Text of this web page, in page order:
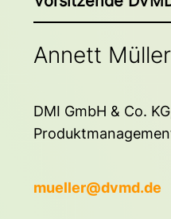
Annett Müller
DMI GmbH & Co.
mueller@dvmd.de